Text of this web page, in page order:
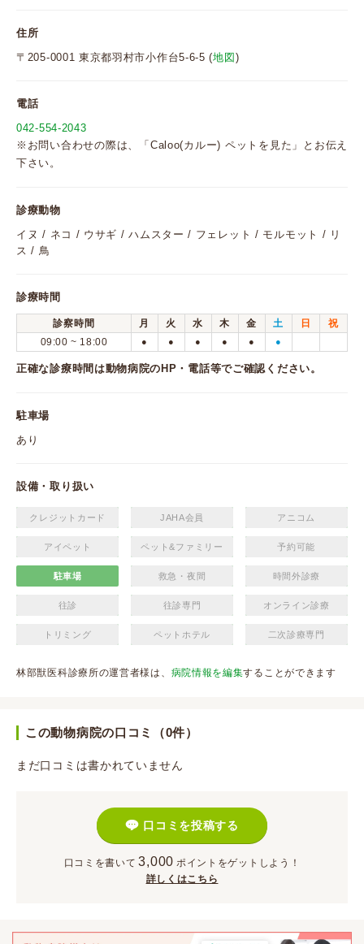
住所
〒205-0001 東京都羽村市小作台5-6-5 (地図 )
電話
042-554-2043
※お問い合わせの際は、「Caloo(カルー) ペットを見た」とお伝え
下さい。
診療動物
イヌ / ネコ / ウサギ / ハムスター / フェレット / モルモット / リ
ス / 鳥
診療時間
診察時間 月 火 水 木 金 土 日
祝
09:00 ~ 18:00
● ● ● ● ● ●
正確な診療時間は動物病院のHP・電話等でご確認ください。
駐車場
あり
設備・取り扱い
クレジットカード JAHA会員 アニコム
アイペット ペット&ファミリー 予約可能
駐車場 救急・夜間 時間外診療
往診 往診専門 オンライン診療
トリミング ペットホテル 二次診療専門
林部獣医科診療所の運営者様は、 病院情報を編集することができます
この動物病院の口コミ（0件）
まだ口コミは書かれていません
口コミを投稿する
口コミを書いて 3,000 ポイント をゲットしよう！
詳しくはこちら